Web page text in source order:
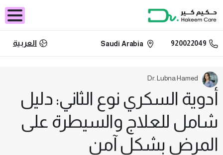
920022049
Saudi Arabia العربية
Dr. Lubna Hamed
أدوية السكري نوع الثاني: دليل
شامل للعلاج والسيطرة على
المرض بشكل آمن